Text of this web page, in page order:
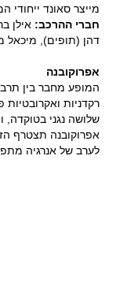
מייצר סאונד ייחודי
חברי ההרכב: אילן
דהן (תופים), מיכאל
אפרוקובנה
המופע מחבר בין
רקדניות
שלושה נגני בטוקדה,
אפרוקובנה תצטרף
לערב של אנרגיה